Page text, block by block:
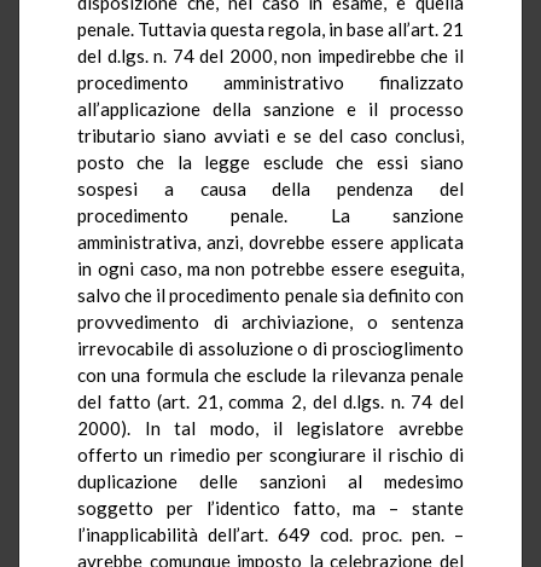
penale. Tuttavia questa regola, in base all’art. 21
del d.lgs. n. 74 del 2000, non impedirebbe che il
procedimento amministrativo finalizzato
all’applicazione della sanzione e il processo
tributario siano avviati e se del caso conclusi,
posto che la legge esclude che essi siano
sospesi a causa della pendenza del
procedimento penale. La sanzione
amministrativa, anzi, dovrebbe essere applicata
in ogni caso, ma non potrebbe essere eseguita,
salvo che il procedimento penale sia definito con
provvedimento di archiviazione, o sentenza
irrevocabile di assoluzione o di proscioglimento
con una formula che esclude la rilevanza penale
del fatto (art. 21, comma 2, del d.lgs. n. 74 del
2000). In tal modo, il legislatore avrebbe
offerto un rimedio per scongiurare il rischio di
duplicazione delle sanzioni al medesimo
soggetto per l’identico fatto, ma – stante
l’inapplicabilità dell’art. 649 cod. proc. pen. –
avrebbe comunque imposto la celebrazione del